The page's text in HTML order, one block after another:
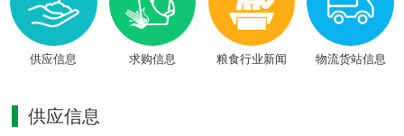
供应信息 求购信息 粮食行业新闻 物流货站信息
供应信息